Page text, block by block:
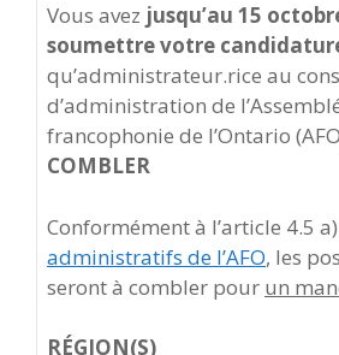
Vous avez jusqu’au 15
soumettre votre
qu’administrateur.rice au
d’administration de
francophonie de l’Ontario
COMBLER
Conformément à l’article 4.5
administratifs de l’AFO, les
seront à combler pour un
RÉGION(S)